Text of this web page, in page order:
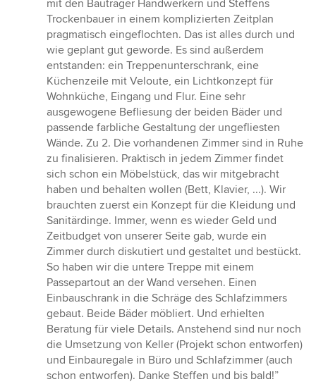
mit den Bauträger Handwerkern und Steffens
Trockenbauer in einem komplizierten Zeitplan
pragmatisch eingeflochten. Das ist alles durch und
wie geplant gut geworde. Es sind außerdem
entstanden: ein Treppenunterschrank, eine
Küchenzeile mit Veloute, ein Lichtkonzept für
Wohnküche, Eingang und Flur. Eine sehr
ausgewogene Befliesung der beiden Bäder und
passende farbliche Gestaltung der ungefliesten
Wände. Zu 2. Die vorhandenen Zimmer sind in Ruhe
zu finalisieren. Praktisch in jedem Zimmer findet
sich schon ein Möbelstück, das wir mitgebracht
haben und behalten wollen (Bett, Klavier, ...). Wir
brauchten zuerst ein Konzept für die Kleidung und
Sanitärdinge. Immer, wenn es wieder Geld und
Zeitbudget von unserer Seite gab, wurde ein
Zimmer durch diskutiert und gestaltet und bestückt.
So haben wir die untere Treppe mit einem
Passepartout an der Wand versehen. Einen
Einbauschrank in die Schräge des Schlafzimmers
gebaut. Beide Bäder möbliert. Und erhielten
Beratung für viele Details. Anstehend sind nur noch
die Umsetzung von Keller (Projekt schon entworfen)
und Einbauregale in Büro und Schlafzimmer (auch
schon entworfen). Danke Steffen und bis bald!”